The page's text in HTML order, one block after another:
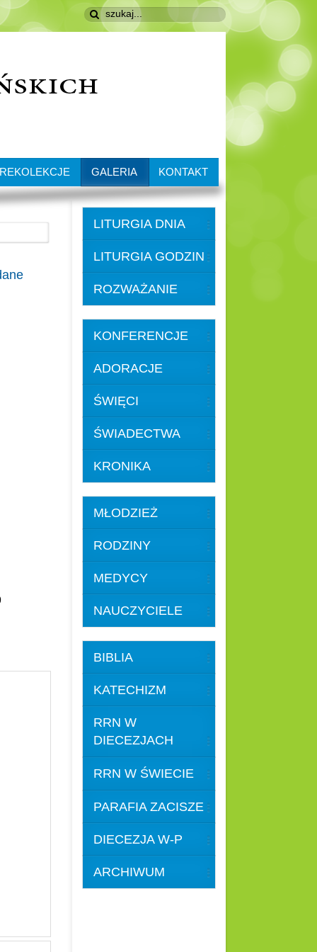
GALERIA KONTAKT
LITURGIA DNIA
LITURGIA GODZIN
ROZWAŻANIE
KONFERENCJE
ADORACJE
ŚWIĘCI
ŚWIADECTWA
KRONIKA
MŁODZIEŻ
RODZINY
MEDYCY
NAUCZYCIELE
BIBLIA
KATECHIZM
RRN W
DIECEZJACH
RRN W ŚWIECIE
PARAFIA ZACISZE
DIECEZJA W-P
ARCHIWUM